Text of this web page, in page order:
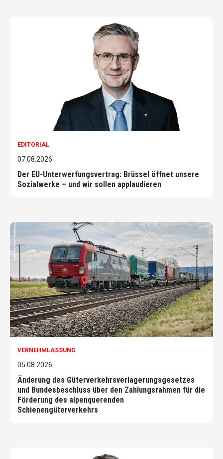
EDITORIAL
07.08.2026
Der EU-Unterwerfungsvertrag: Brüssel öffnet unsere
Sozialwerke – und wir sollen applaudieren
VERNEHMLASSUNG
05.08.2026
Änderung des Güterverkehrsverlagerungsgesetzes
und Bundesbeschluss über den Zahlungsrahmen für die
Förderung des alpenquerenden
Schienengüterverkehrs